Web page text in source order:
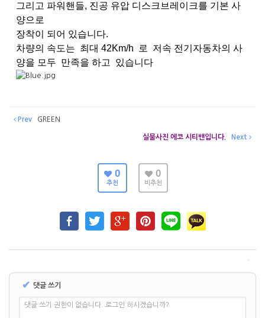
그리고 파워핸들, 진공 유압 디스크브레이크를 기본 사
양으로
장착이 되어 있습니다.
차량의 속도는 최대 42Km/h 로 저속 전기자동차의 사
양을 모두 만족을 하고 있습니다
Prev GREEN
실물사진 에코 시티밴입니다. Next
0
추천
0
비추천
✔ 댓글 쓰기
댓글 쓰기 권한이 없습니다. 로그인 하시겠습니까?